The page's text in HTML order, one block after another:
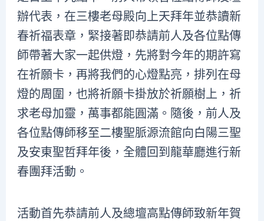
辦代表，在三樓老母殿向上天拜年並恭讀新
春祈福表章，緊接著即恭請前人及各位點傳
師帶著大家一起供燈，先將對今年的期許寫
在祈願卡，再將我們的心燈點亮，排列在母
燈的周圍，也將祈願卡掛放於祈願樹上，祈
求老母加靈，萬事都能圓滿。隨後，前人及
各位點傳師移至二樓聖脈源流館向白陽三聖
及安東聖哲拜年後，全體回到龍華廳進行新
春團拜活動。
活動首先恭請前人及總壇高點傳師致新年賀